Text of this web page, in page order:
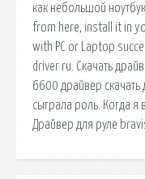
как небольшой
from here, install it in
with PC or Laptop
driver ru. Скачать
6600 драйвер скачать
сыграла роль. Когда я
Драйвер для руле